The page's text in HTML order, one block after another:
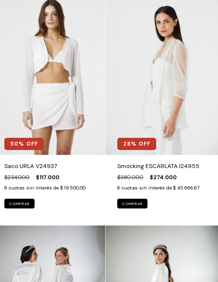
50% OFF
Saco URLA V24937
$234.000 $117.000
6 cuotas sin interés de $ 19.500,00
COMPRAR
28% OFF
Smocking ESCARLATA I24955
$380.000 $274.000
6 cuotas sin interés de $ 45.666,67
COMPRAR